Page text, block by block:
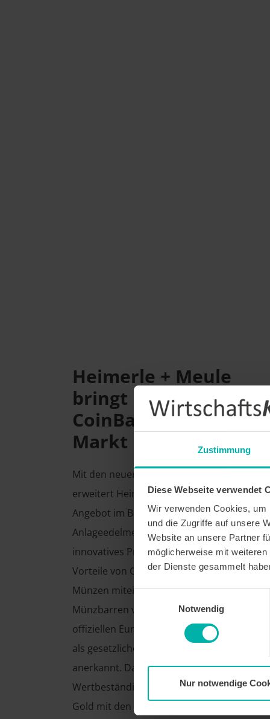
Zustimmung
Diese Webseite verwendet
Wir verwenden Cookies,
und die Zugriffe auf unsere
Website an unsere Partner
möglicherweise mit
der Dienste gesammelt
Einwilligungsauswahl
Notwendig
Nur notwendige
Heimerle + Meule
bringt Malta
CoinBars auf den
Markt
Mit den neuen Malta CoinBars
erweitert Heimerle + Meule sein
Angebot im Bereich
Anlageedelmetalle um ein
innovatives Produkt, das die
Vorteile von Goldbarren und
Münzen miteinander verbindet. Die
Münzbarren verfügen über einen
offiziellen Euro-Nennwert und sind
als gesetzliches Zahlungsmittel
anerkannt. Damit vereinen sie die
Wertbeständigkeit von physischem
Gold mit den Eigenschaften einer